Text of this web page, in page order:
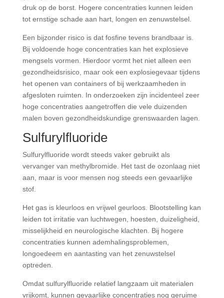
druk op de borst. Hogere concentraties kunnen leiden
tot ernstige schade aan hart, longen en zenuwstelsel.
Een bijzonder risico is dat fosfine tevens brandbaar is.
Bij voldoende hoge concentraties kan het explosieve
mengsels vormen. Hierdoor vormt het niet alleen een
gezondheidsrisico, maar ook een explosiegevaar tijdens
het openen van containers of bij werkzaamheden in
afgesloten ruimten. In onderzoeken zijn incidenteel zeer
hoge concentraties aangetroffen die vele duizenden
malen boven gezondheidskundige grenswaarden lagen.
Sulfurylfluoride
Sulfurylfluoride wordt steeds vaker gebruikt als
vervanger van methylbromide. Het tast de ozonlaag niet
aan, maar is voor mensen nog steeds een gevaarlijke
stof.
Het gas is kleurloos en vrijwel geurloos. Blootstelling kan
leiden tot irritatie van luchtwegen, hoesten, duizeligheid,
misselijkheid en neurologische klachten. Bij hogere
concentraties kunnen ademhalingsproblemen,
longoedeem en aantasting van het zenuwstelsel
optreden.
Omdat sulfurylfluoride relatief langzaam uit materialen
vrijkomt, kunnen gevaarlijke concentraties nog geruime